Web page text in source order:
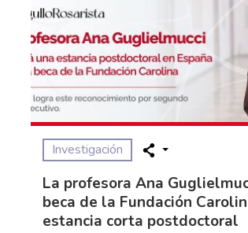
Investigación
La profesora Ana
beca de la Fundación
estancia corta postdoctoral